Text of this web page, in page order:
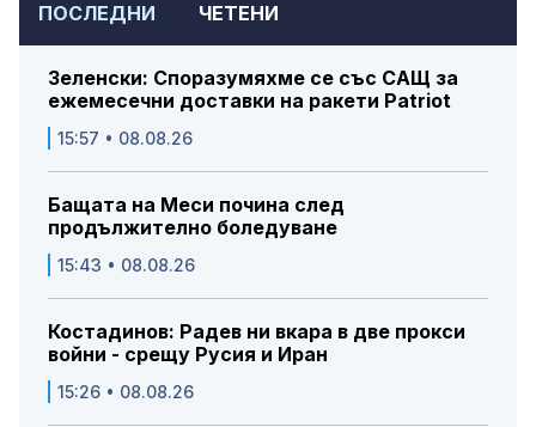
ПОСЛЕДНИ ЧЕТЕНИ
Зеленски: Споразумяхме се със САЩ за
ежемесечни доставки на ракети Patriot
15:57 • 08.08.26
Бащата на Меси почина след
продължително боледуване
15:43 • 08.08.26
Костадинов: Радев ни вкара в две прокси
войни - срещу Русия и Иран
15:26 • 08.08.26